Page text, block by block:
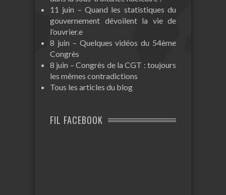
11 juin – Quand les statistiques du
gouvernement dévoilent la vie de
l’ouvrier.e
8 juin – Quelques vidéos du 54ème
Congrès
8 juin – Congrès de la CGT : toujours
les mêmes contradictions
Tous les articles du blog
FIL FACEBOOK